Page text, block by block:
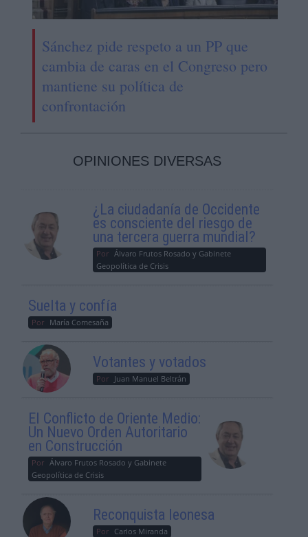
Sánchez pide respeto a un PP que
cambia de caras en el Congreso pero
mantiene su política de
confrontación
OPINIONES DIVERSAS
¿La ciudadanía de Occidente
es consciente del riesgo de
una tercera guerra mundial?
Por Álvaro Frutos Rosado y Gabinete
Geopolítica de Crisis
Suelta y confía
Por María Comesaña
Votantes y votados
Por Juan Manuel Beltrán
El Conflicto de Oriente Medio:
Un Nuevo Orden Autoritario
en Construcción
Por Álvaro Frutos Rosado y Gabinete
Geopolítica de Crisis
Reconquista leonesa
Por Carlos Miranda